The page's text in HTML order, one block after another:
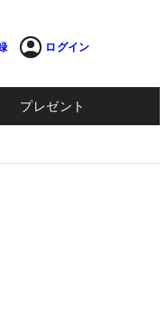
ログイン
プレゼント